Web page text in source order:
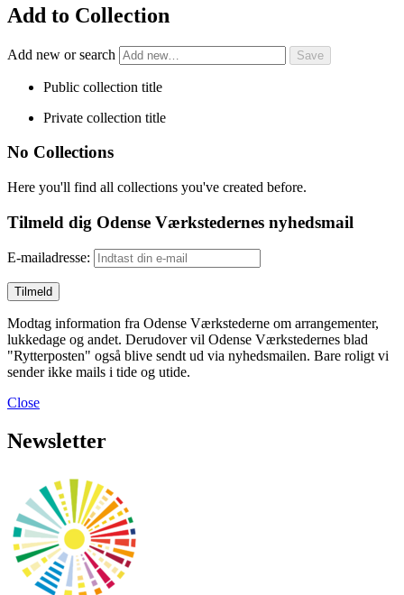
Add to Collection
Add new or search
Public collection title
Private collection title
No Collections
Here you'll find all collections you've created before.
Tilmeld dig Odense Værkstedernes nyhedsmail
E-mailadresse:
Modtag information fra Odense Værkstederne om arrangementer,
lukkedage og andet. Derudover vil Odense Værkstedernes blad
"Rytterposten" også blive sendt ud via nyhedsmailen. Bare roligt vi
sender ikke mails i tide og utide.
Close
Newsletter